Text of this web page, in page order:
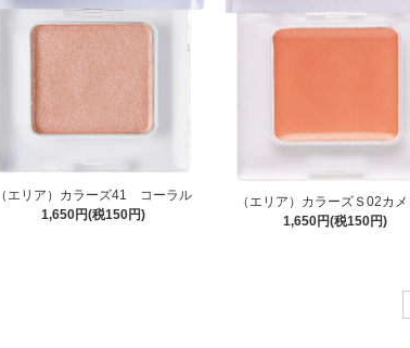
（エリア）カラーズ41 コーラル
1,650円(税150円)
（エリア）カラーズＳ02カ
1,650円(税150円)